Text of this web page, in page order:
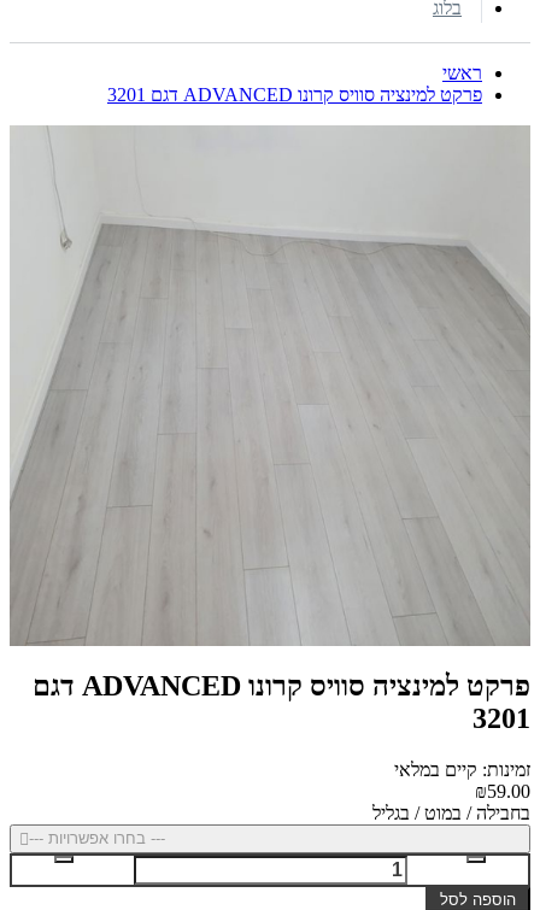
בלוג
ראשי
פרקט למינציה סוויס קרונו ADVANCED דגם 3201
פרקט למינציה סוויס קרונו ADVANCED דגם
3201
זמינות: קיים במלאי
₪59.00
בחבילה / במוט / בגליל
--- בחרו אפשרויות ---
הוספה לסל